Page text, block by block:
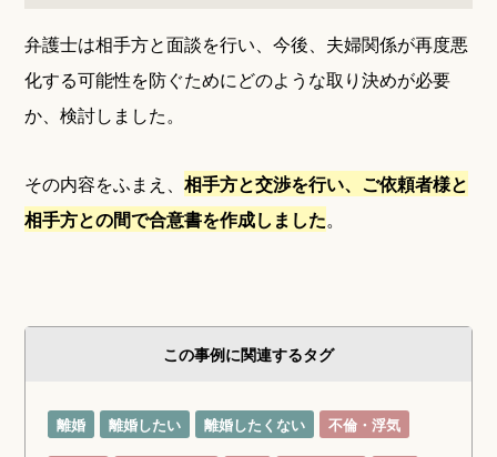
弁護士は相手方と面談を行い、今後、夫婦関係が再度悪
化する可能性を防ぐためにどのような取り決めが必要
か、検討しました。
その内容をふまえ、相手方と交渉を行い、ご依頼者様と
相手方との間で合意書を作成しました。
この事例に関連するタグ
離婚 離婚したい 離婚したくない 不倫・浮気